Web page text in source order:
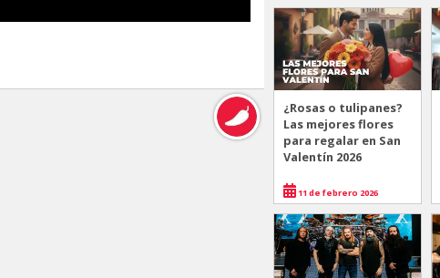
¿Rosas o tulipanes?
Las mejores flores
para regalar en San
Valentín 2026
11 de febrero 2026